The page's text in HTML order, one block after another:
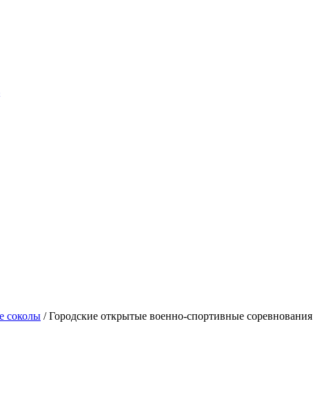
соколы /Городские открытые военно-спортивные соревнования